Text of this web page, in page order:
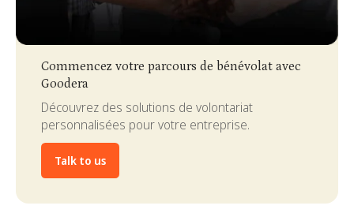
Commencez votre parcours de bénévolat avec
Goodera
Découvrez des solutions de volontariat
personnalisées pour votre entreprise.
Talk to us